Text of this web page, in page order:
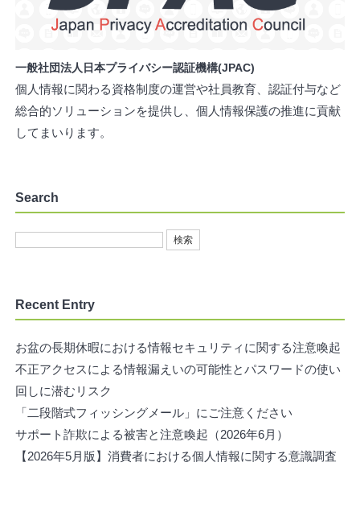
一般社団法人日本プライバシー認証機構(JPAC)
個人情報に関わる資格制度の運営や社員教育、認証付与など
総合的ソリューションを提供し、個人情報保護の推進に貢献
してまいります。
Search
Recent Entry
お盆の長期休暇における情報セキュリティに関する注意喚起
不正アクセスによる情報漏えいの可能性とパスワードの使い
回しに潜むリスク
「二段階式フィッシングメール」にご注意ください
サポート詐欺による被害と注意喚起（2026年6月）
【2026年5月版】消費者における個人情報に関する意識調査